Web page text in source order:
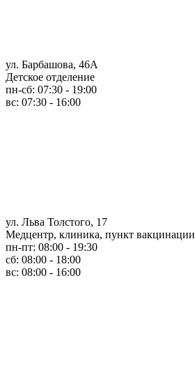
ул. Барбашова, 46А
Детское отделение
пн-сб: 07:30 - 19:00
вс: 07:30 - 16:00
ул. Льва Толстого, 17
Медцентр, клиника, пункт вакцинации
пн-пт: 08:00 - 19:30
сб: 08:00 - 18:00
вс: 08:00 - 16:00